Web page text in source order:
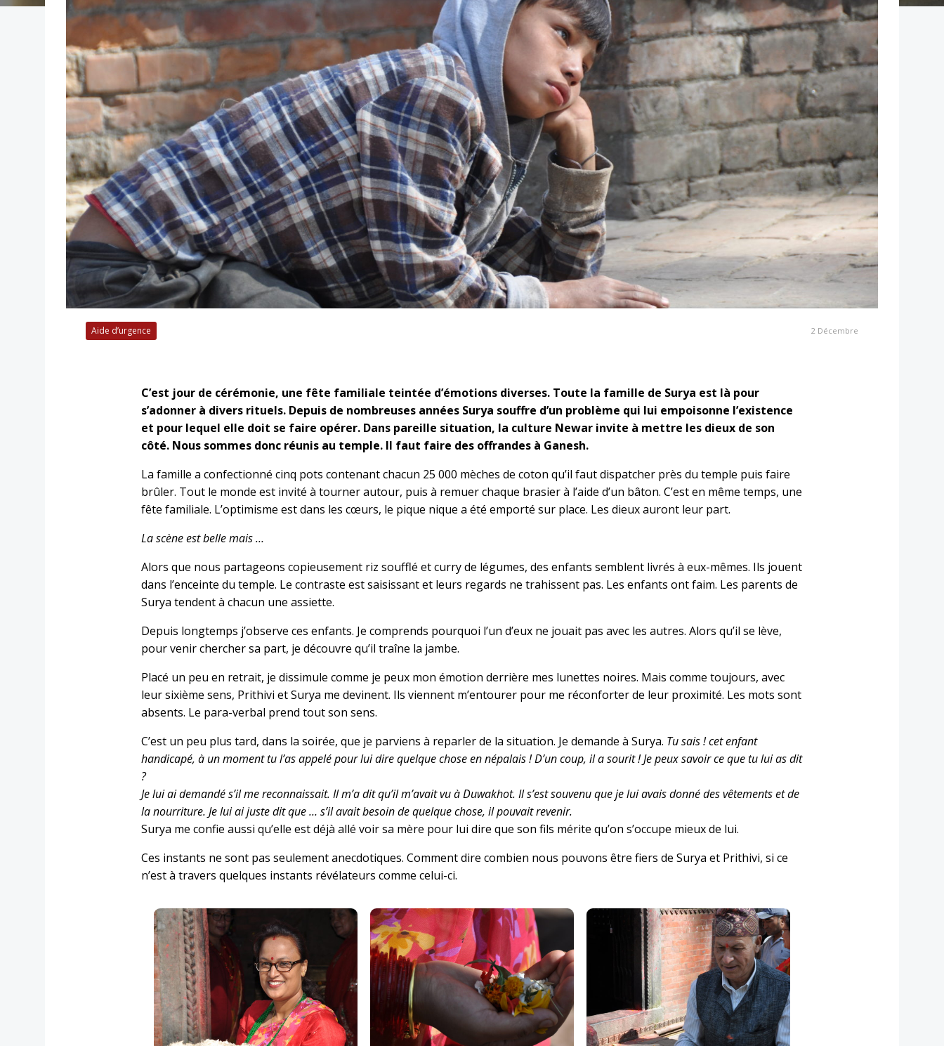
Aide d’urgence 2 Décembre
C’est jour de cérémonie, une fête familiale teintée d’émotions diverses. Toute la famille de Surya est là pour
s’adonner à divers rituels. Depuis de nombreuses années Surya souffre d’un problème qui lui empoisonne l’existence
et pour lequel elle doit se faire opérer. Dans pareille situation, la culture Newar invite à mettre les dieux de son
côté. Nous sommes donc réunis au temple. Il faut faire des offrandes à Ganesh.
La famille a confectionné cinq pots contenant chacun 25 000 mèches de coton qu’il faut dispatcher près du temple puis faire
brûler. Tout le monde est invité à tourner autour, puis à remuer chaque brasier à l’aide d’un bâton. C’est en même temps, une
fête familiale. L’optimisme est dans les cœurs, le pique nique a été emporté sur place. Les dieux auront leur part.
La scène est belle mais …
Alors que nous partageons copieusement riz soufflé et curry de légumes, des enfants semblent livrés à eux-mêmes. Ils jouent
dans l’enceinte du temple. Le contraste est saisissant et leurs regards ne trahissent pas. Les enfants ont faim. Les parents de
Surya tendent à chacun une assiette.
Depuis longtemps j’observe ces enfants. Je comprends pourquoi l’un d’eux ne jouait pas avec les autres. Alors qu’il se lève,
pour venir chercher sa part, je découvre qu’il traîne la jambe.
Placé un peu en retrait, je dissimule comme je peux mon émotion derrière mes lunettes noires. Mais comme toujours, avec
leur sixième sens, Prithivi et Surya me devinent. Ils viennent m’entourer pour me réconforter de leur proximité. Les mots sont
absents. Le para-verbal prend tout son sens.
C’est un peu plus tard, dans la soirée, que je parviens à reparler de la situation. Je demande à Surya. Tu sais ! cet enfant
handicapé, à un moment tu l’as appelé pour lui dire quelque chose en népalais ! D’un coup, il a sourit ! Je peux savoir ce que tu lui as dit
?
Je lui ai demandé s’il me reconnaissait. Il m’a dit qu’il m’avait vu à Duwakhot. Il s’est souvenu que je lui avais donné des vêtements et de
la nourriture. Je lui ai juste dit que … s’il avait besoin de quelque chose, il pouvait revenir.
Surya me confie aussi qu’elle est déjà allé voir sa mère pour lui dire que son fils mérite qu’on s’occupe mieux de lui.
Ces instants ne sont pas seulement anecdotiques. Comment dire combien nous pouvons être fiers de Surya et Prithivi, si ce
n’est à travers quelques instants révélateurs comme celui-ci.